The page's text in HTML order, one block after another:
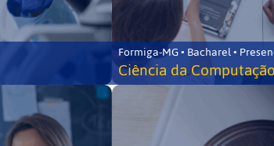
Formiga-MG • Bacharel •
Ciência da